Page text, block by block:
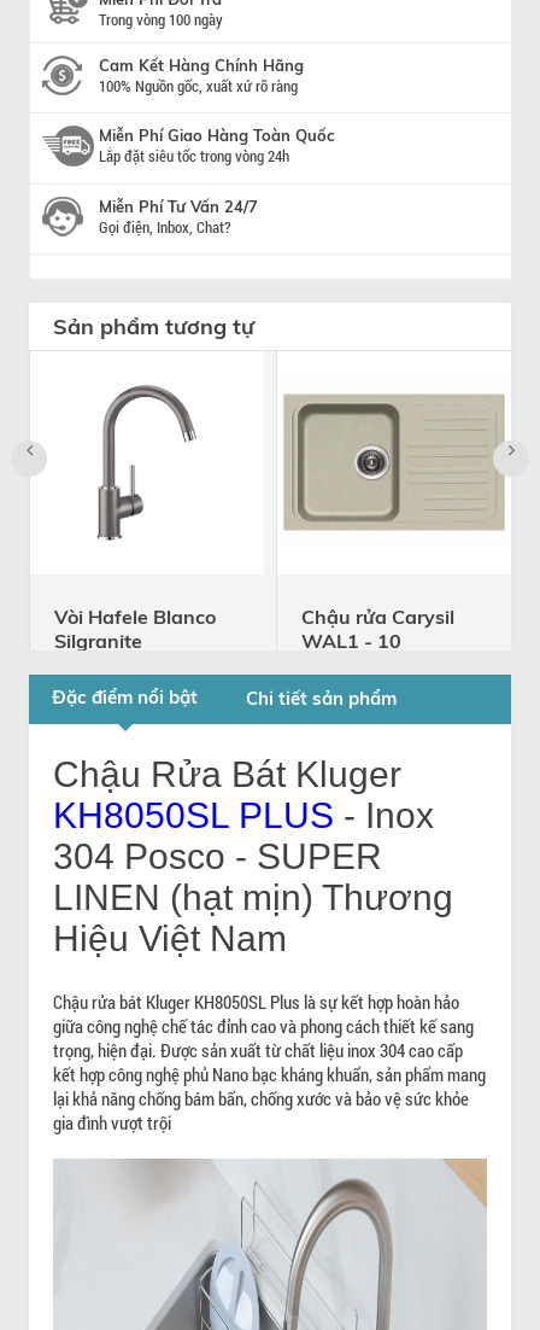
Trong vòng 100 ngày
Cam Kết Hàng Chính Hãng
100% Nguồn gốc, xuất xứ rõ ràng
Miễn Phí Giao Hàng Toàn Quốc
Lắp đặt siêu tốc trong vòng 24h
Miễn Phí Tư Vấn 24/7
Gọi điện, Inbox, Chat?
Sản phẩm tương tự
Vòi Hafele Blanco
Silgranite
569.07.900
4.590.000
Chậu rửa Carysil
WAL1 - 10
WAL1- 10
6.757.000
đ
Đặc điểm nổi bật Chi tiết sản phẩm
Chậu Rửa Bát Kluger
KH8050SL PLUS - Inox
304 Posco - SUPER
LINEN (hạt mịn) Thương
Hiệu Việt Nam
Chậu rửa bát Kluger KH8050SL Plus là sự kết hợp hoàn hảo
giữa công nghệ chế tác đỉnh cao và phong cách thiết kế sang
trọng, hiện đại. Được sản xuất từ chất liệu inox 304 cao cấp
kết hợp công nghệ phủ Nano bạc kháng khuẩn, sản phẩm mang
lại khả năng chống bám bẩn, chống xước và bảo vệ sức khỏe
gia đình vượt trội